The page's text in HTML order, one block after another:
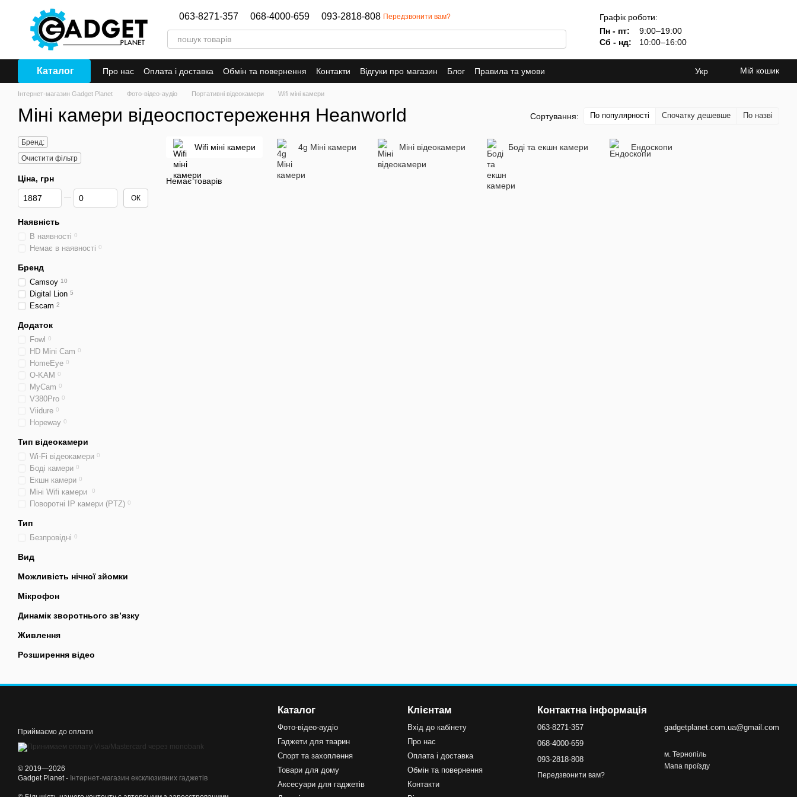
Перейти до основного контенту
063-8271-357 068-4000-659 093-2818-808 Передзвонити вам?
Графік роботи:
Пн - пт:
9:00–19:00
Сб - нд:
10:00–16:00
Каталог Про нас Оплата і доставка Обмін та повернення Контакти Відгуки про магазин Блог Правила та умови Укр Мій кошик
Інтернет-магазин Gadget Planet Фото-відео-аудіо Портативні відеокамери Wifi міні камери
Міні камери відеоспостереження Heanworld Сортування: По популярності Спочатку дешевше По назві
Wifi міні камери 4g Міні камери Міні відеокамери Боді та екшн камери Ендоскопи
Немає товарів
Бренд:
Очистити фільтр
Ціна, грн
Від Ціна, грн
До Ціна, грн ОК
Наявність
В наявності 0
Немає в наявності 0
Бренд
Camsoy 10
Digital Lion 5
Escam 2
Додаток
Fowl 0
HD Mini Cam 0
HomeEye 0
O-KAM 0
MyCam 0
V380Pro 0
Viidure 0
Hopeway 0
Тип відеокамери
Wi-Fi відеокамери 0
Боді камери 0
Екшн камери 0
Міні Wifi камери 0
Поворотні IP камери (PTZ) 0
Тип
Безпровідні 0
Вид
Можливість нічної зйомки
Мікрофон
Динамік зворотнього звʼязку
Живлення
Розширення відео
Приймаємо до оплати
© 2019—2026
Gadget Planet - Інтернет-магазин ексклюзивних гаджетів
Каталог
Фото-відео-аудіо
Гаджети для тварин
Спорт та захоплення
Товари для дому
Аксесуари для гаджетів
Клієнтам
Вхід до кабінету
Про нас
Оплата і доставка
Обмін та повернення
Контакти
Контактна інформація
063-8271-357
068-4000-659
093-2818-808
Передзвонити вам?
gadgetplanet.com.ua@gmail.com
м. Тернопіль
Мапа проїзду